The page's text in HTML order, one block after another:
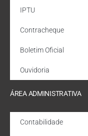
IPTU
Contracheque
Boletim Oficial
Ouvidoria
ÁREA ADMINISTRATIVA
Contabilidade